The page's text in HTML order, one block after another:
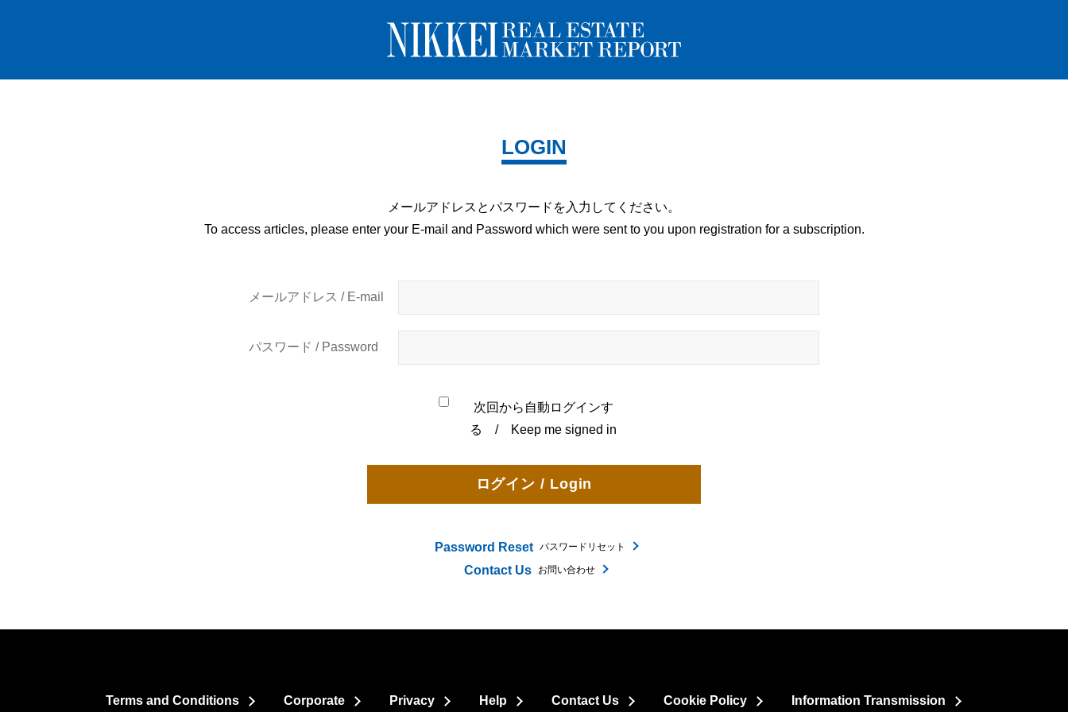
LOGIN
メールアドレスとパスワードを 入力してください。
To access articles, please enter your E-mail and Password which were sent to you upon registration for a subscription.
メールアドレス / E-mail
パスワード / Password
次回から自動ログインす
る / Keep me signed in
Password Reset パスワードリセット
Contact Us お問い合わせ
Terms and Conditions Corporate Privacy Help Contact Us Cookie Policy Information Transmission